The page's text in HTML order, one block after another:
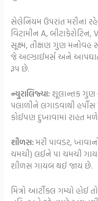
સેલેનિયમ ઉપરાંત મરીનાં
વિટામીન A,
સૂક્ષ્મ, તીક્ષણ ગુણ મનોવહ
જે અલ્ઝાઈમર્સ અને
રૂપ છે.
ન્યુરાલિજ્યા: શૂલાન્તક ગુણ
પલાળીને લગાડવાથી
કોઈપણ દુખાવામાં રાહત
શીળસ:મરી પાવડર,
ચમચી) લઈને પા ચમચી
શીળસ ગાયબ થઈ જાય છે.
મિત્રો આર્ટીકલ ગમ્યો